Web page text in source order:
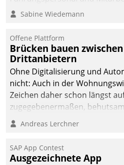
verändern und anzupassen,
Sabine Wiedemann
Offene Plattform
Brücken bauen
Drittanbietern
Ohne Digitalisierung und
nicht: Auch in der
Zeichen daher schon längst
zugegebenermaßen,
Branchen.
Andreas Lerchner
SAP App Contest
Ausgezeichnete App